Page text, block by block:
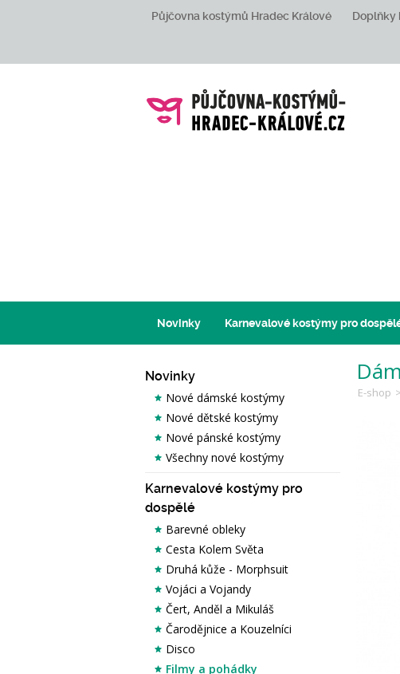
Půjčovna kostýmů Hradec Králové Doplňky
Novinky Karnevalové kostýmy pro
Novinky
Nové dámské kostýmy
Nové dětské kostýmy
Nové pánské kostýmy
Všechny nové kostýmy
Karnevalové kostýmy pro
dospělé
Barevné obleky
Cesta Kolem Světa
Druhá kůže - Morphsuit
Vojáci a Vojandy
Čert, Anděl a Mikuláš
Čarodějnice a Kouzelníci
Disco
Filmy a pohádky
E-shop >